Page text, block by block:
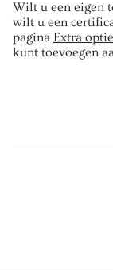
Wilt u een eigen
wilt u een
pagina Extra
kunt toevoegen